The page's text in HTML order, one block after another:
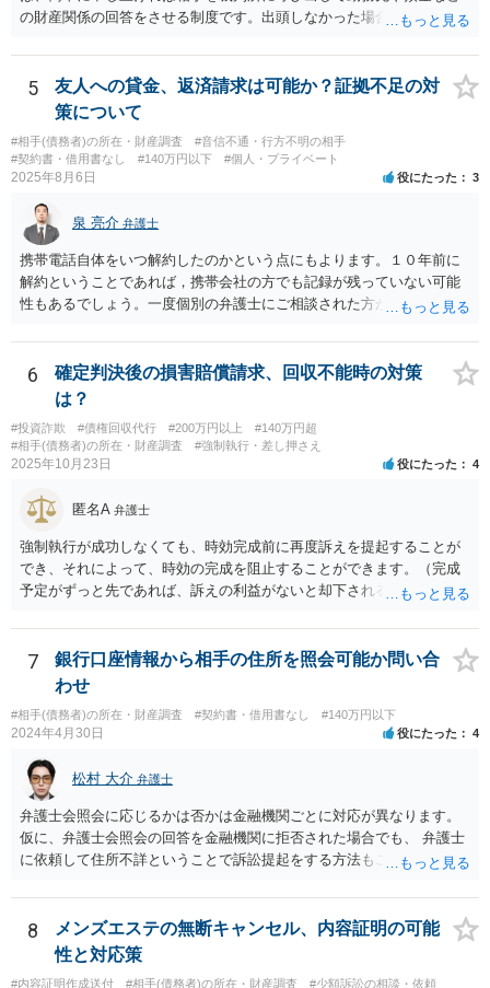
の財産関係の回答をさせる制度です。出頭しなかった場合や虚偽の回
で相手を呼び出して回答させることで勤務先を知ることができます。
財産開示手続きは確定判決があれば可能ですので、ご指摘のような請
求権がなければ利用できない制度というわけではありません。そのよ
うな請求権がないと利用できないのは第三者に対する情報取得手続き
というものです。
5
友人への貸金、返済請求は可能か？証拠不足の対
策について
#相手(債務者)の所在・財産調査
#音信不通・行方不明の相手
#契約書・借用書なし
#140万円以下 #個人・プライベート
2025年8月6日 役にたった 3
泉 亮介 弁護士
携帯電話自体をいつ解約したのかという点にもよります。１０年前に
解約ということであれば，携帯会社の方でも記録が残っていない可能
性もあるでしょう。一度個別の弁護士にご相談された方が良いかと思
6
確定判決後の損害賠償請求、回収不能時の対策
は？
#投資詐欺 #債権回収代行 #200万円以上
#140万円超
#相手(債務者)の所在・財産調査
#強制執行・差し押さえ
2025年10月23日 役にたった 4
匿名A 弁護士
強制執行が成功しなくても、時効完成前に再度訴えを提起することが
でき、それによって、時効の完成を阻止することができます。（完成
予定がずっと先であれば、訴えの利益がないと却下されるので、その
になります。 手間であったり、忘れたり、諦めたりで情報が出回らな
いだけです。
7
銀行口座情報から相手の住所を照会可能か問い合
わせ
#相手(債務者)の所在・財産調査 #契約書・借用書なし #140万円以下
2024年4月30日 役にたった 4
松村 大介 弁護士
弁護士会照会に応じるかは否かは金融機関ごとに対応が異なります。
仮に、弁護士会照会の回答を金融機関に拒否された場合でも、 弁護士
に依頼して住所不詳ということで訴訟提起をする方法もございます。
8
メンズエステの無断キャンセル、内容証明の可能
性と対応策
#内容証明作成送付 #相手(債務者)の所在・財産調査
#少額訴訟の相談・依頼